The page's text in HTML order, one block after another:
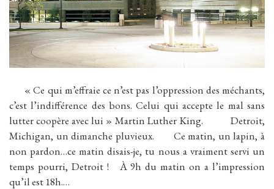
« Ce qui m’effraie ce n’est pas l’oppression des méchants,
c’est l’indifférence des bons. Celui qui accepte le mal sans
lutter coopère avec lui » Martin Luther King. Detroit,
Michigan, un dimanche pluvieux. Ce matin, un lapin, à
non pardon…ce matin disais-je, tu nous a vraiment servi un
temps pourri, Detroit ! À 9h du matin on a l’impression
qu’il est 18h.…